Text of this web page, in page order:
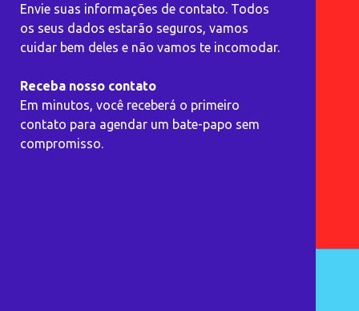
Envie suas informações de contato. Todos
os seus dados estarão seguros, vamos
cuidar bem deles e não vamos te incomodar.
Receba nosso contato
Em minutos, você receberá o primeiro
contato para agendar um bate-papo sem
compromisso.